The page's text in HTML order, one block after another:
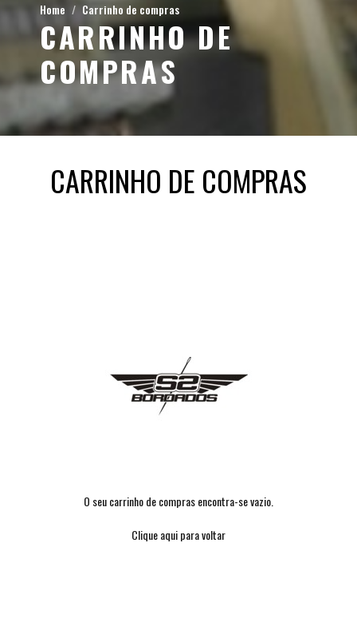
Home Carrinho de compras
CARRINHO DE
COMPRAS
CARRINHO DE COMPRAS
O seu carrinho de compras encontra-se vazio.
Clique aqui para voltar